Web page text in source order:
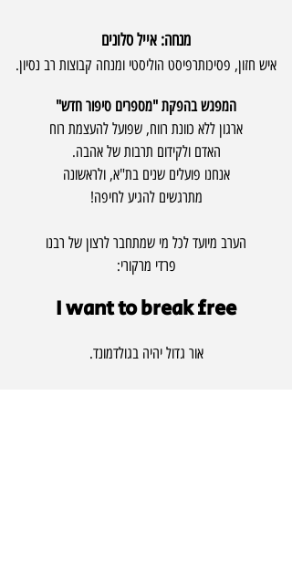
מנחה: אייל סלונים
איש חזון, פסיכותרפיסט הוליסטי ומנחה קבוצות רב נסיון.
המפגש בהפקת "מספרים סיפור חדש"
ארגון ללא כוונת רווח, שפועל להעצמת רוח
האדם ולקידום תרבות של אהבה.
אנחנו פועלים שנים בת"א, ולראשונה
מתרגשים להגיע לחיפה!
הערב מיועד לכל מי שמתחבר לרצון של רבנו
פרדי מרקורי:
I want to break free
אור גדול יהיה בגולדמונד.